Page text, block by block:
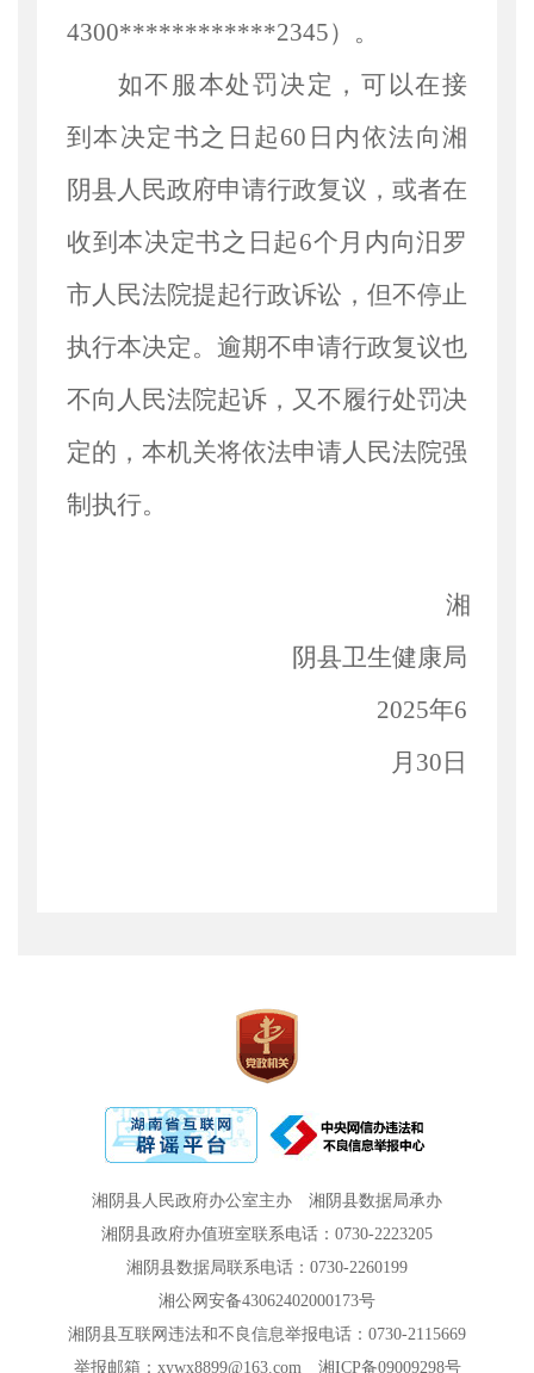
4300************2345）。
如不服本处罚决定，可以在接
到本决定书之日起60日内依法向湘
阴县人民政府申请行政复议，或者在
收到本决定书之日起6个月内向汨罗
市人民法院提起行政诉讼，但不停止
执行本决定。逾期不申请行政复议也
不向人民法院起诉，又不履行处罚决
定的，本机关将依法申请人民法院强
制执行。
湘
阴县卫生健康局
2025年6
月30日
湘阴县人民政府办公室主办
湘阴县数据局承办
湘阴县政府办值班室联系电话：0730-2223205
湘阴县数据局联系电话：0730-2260199
湘公网安备43062402000173号
湘阴县互联网违法和不良信息举报电话：0730-2115669
举报邮箱：xywx8899@163.com
湘ICP备09009298号